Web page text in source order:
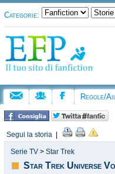
Categorie:
Regole/
Segui la storia
Serie TV > Star Trek
Star Trek Universe